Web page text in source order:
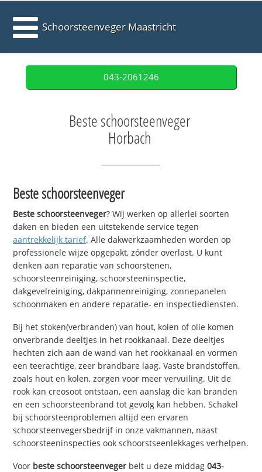
Schoorsteenveger Maastricht
043-2061246
Beste schoorsteenveger
Horbach
Beste schoorsteenveger
Beste schoorsteenveger? Wij werken op allerlei soorten
daken en bieden een uitstekende service tegen
aantrekkelijk tarief. Alle dakwerkzaamheden worden op
professionele wijze opgepakt, zónder overlast. U kunt
denken aan reparatie van schoorstenen,
schoorsteenreiniging, schoorsteeninspectie,
dakgevelreiniging, dakpannenreiniging, zonnepanelen
schoonmaken en andere reparatie- en inspectiediensten.
Bij het stoken(verbranden) van hout, kolen of olie komen
onverbrande deeltjes in het rookkanaal. Deze deeltjes
hechten zich aan de wand van het rookkanaal en vormen
een teerachtige, zeer brandbare laag. Vaste brandstoffen,
zoals hout en kolen, zorgen voor meer vervuiling. Uit de
rook kan creosoot ontstaan, een aanslag die kan branden
en een schoorsteenbrand tot gevolg kan hebben. Schakel
bij schoorsteenproblemen altijd een ervaren
schoorsteenvegersbedrijf in onze vakmannen, naast
schoorsteeninspecties ook schoorstseenlekkages verhelpen.
Voor beste schoorsteenveger belt u deze middag043-